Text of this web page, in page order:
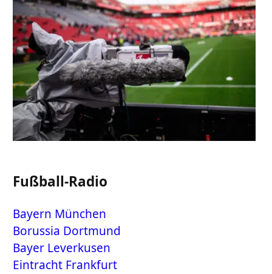
Fußball-Radio
Bayern München
Borussia Dortmund
Bayer Leverkusen
Eintracht Frankfurt